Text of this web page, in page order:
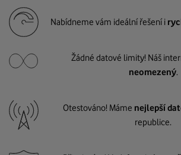
Nabídneme vám ideální řešení i
Žádné datové limity! Náš
neomezený.
Otestováno! Máme nejlepší
republice.